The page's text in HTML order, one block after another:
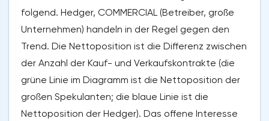
folgend. Hedger, COMMERCIAL (Betreiber, große
Unternehmen) handeln in der Regel gegen den
Trend. Die Nettoposition ist die Differenz zwischen
der Anzahl der Kauf- und Verkaufskontrakte (die
grüne Linie im Diagramm ist die Nettoposition der
großen Spekulanten; die blaue Linie ist die
Nettoposition der Hedger). Das offene Interesse